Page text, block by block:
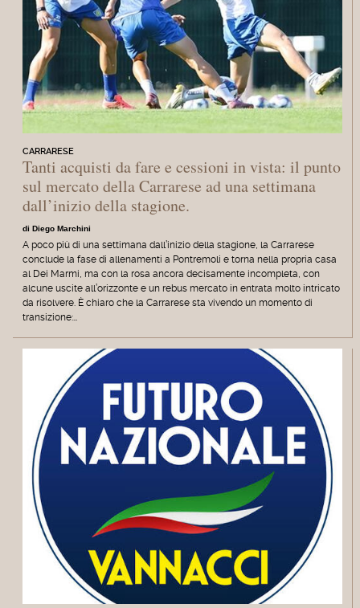
CARRARESE
Tanti acquisti da fare e cessioni in vista: il punto
sul mercato della Carrarese ad una settimana
dall’inizio della stagione.
di Diego Marchini
A poco più di una settimana dall’inizio della stagione, la Carrarese
conclude la fase di allenamenti a Pontremoli e torna nella propria casa
al Dei Marmi, ma con la rosa ancora decisamente incompleta, con
alcune uscite all’orizzonte e un rebus mercato in entrata molto intricato
da risolvere. È chiaro che la Carrarese sta vivendo un momento di
transizione:…